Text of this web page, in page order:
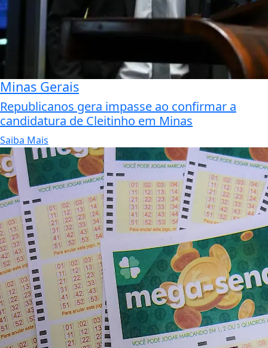
Minas Gerais
Republicanos gera impasse ao confirmar a
candidatura de Cleitinho em Minas
Saiba Mais